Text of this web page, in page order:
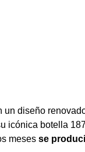
un diseño
icónica botella
meses se